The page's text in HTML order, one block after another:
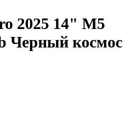
2025 14" M5
Черный космос